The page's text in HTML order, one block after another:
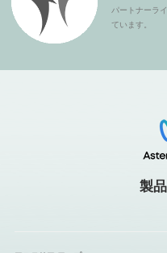
パートナーラ
ています。
製